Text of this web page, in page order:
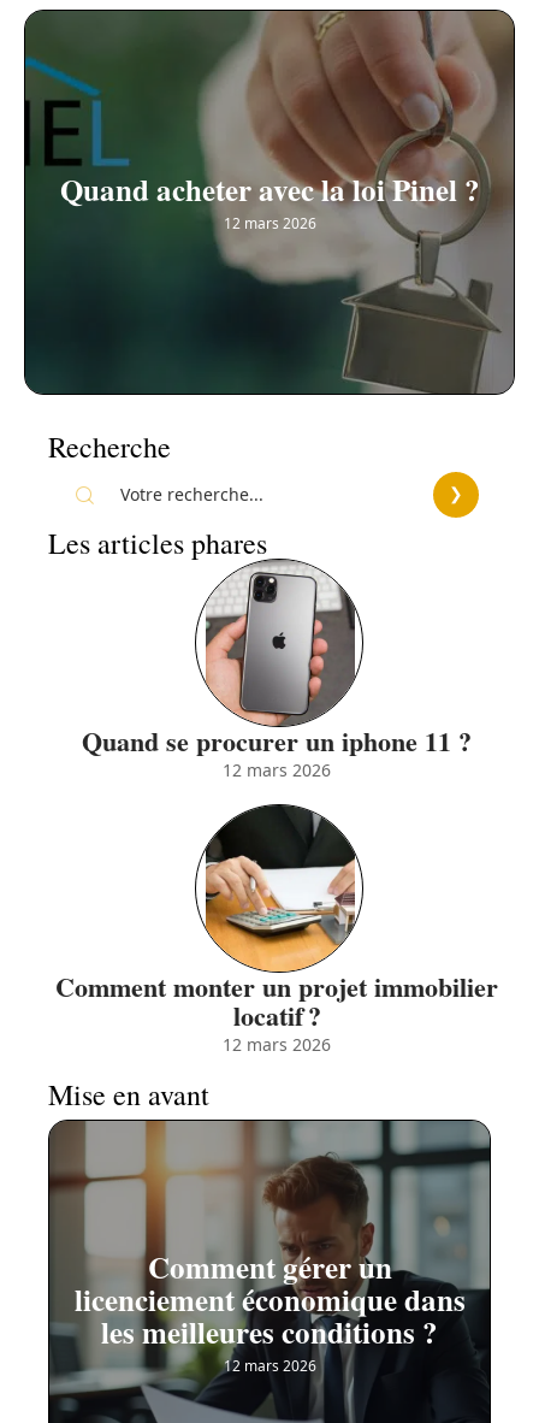
Quand acheter avec la loi Pinel ?
12 mars 2026
Recherche
Les articles phares
Quand se procurer un iphone 11 ?
12 mars 2026
Comment monter un projet immobilier
locatif ?
12 mars 2026
Mise en avant
Comment gérer un
licenciement économique dans
les meilleures conditions ?
12 mars 2026